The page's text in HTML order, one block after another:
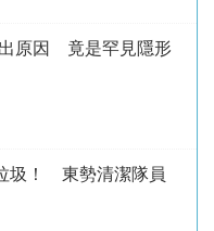
原因 竟是罕見隱形
圾！ 東勢清潔隊員